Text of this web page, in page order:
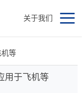
关于我们
等
用于飞机等